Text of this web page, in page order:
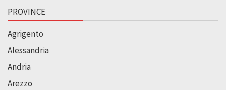
PROVINCE
Agrigento
Alessandria
Andria
Arezzo